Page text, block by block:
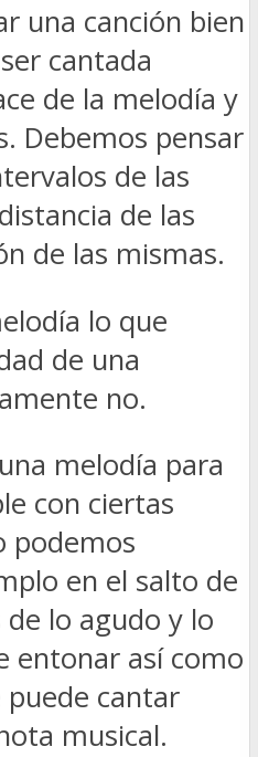
una canción bien
cantada
de la melodía y
Debemos pensar
de las
de las
de las mismas.
lo que
de una
no.
melodía para
con ciertas
podemos
en el salto de
lo agudo y lo
entonar así como
cantar
musical.